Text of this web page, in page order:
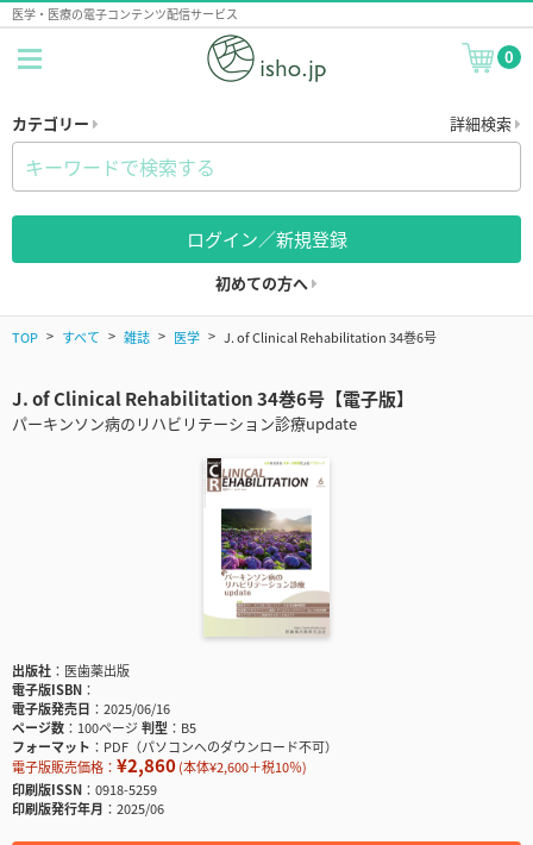
医学・医療の電子コンテンツ配信サービス
0
カテゴリー 詳細検索
ログイン／新規登録
初めての方へ
TOP すべて 雑誌 医学 J. of Clinical Rehabilitation 34巻6号
J. of Clinical Rehabilitation 34巻6号【電子版】
パーキンソン病のリハビリテーション診療update
出版社
医歯薬出版
電子版ISBN
電子版発売日
2025/06/16
ページ数
100ページ判型
B5
フォーマット
PDF（パソコンへのダウンロード不可）
電子版販売価格： ¥2,860(本体¥2,600＋税10％)
印刷版ISSN
0918-5259
印刷版発行年月
2025/06